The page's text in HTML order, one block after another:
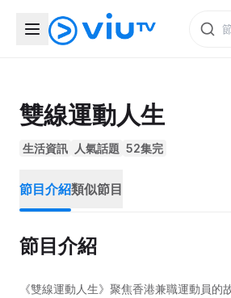
雙線運動人生
生活資訊 人氣話題 52集完
節目介紹類似節目
節目介紹
《雙線運動人生》聚焦香港兼職運動員